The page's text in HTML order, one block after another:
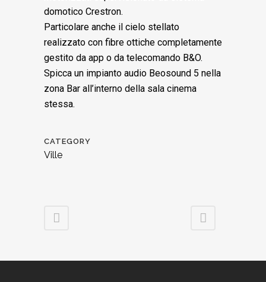
domotico Crestron.
Particolare anche il cielo stellato
realizzato con fibre ottiche completamente
gestito da app o da telecomando B&O.
Spicca un impianto audio Beosound 5 nella
zona Bar all’interno della sala cinema
stessa.
CATEGORY
Ville